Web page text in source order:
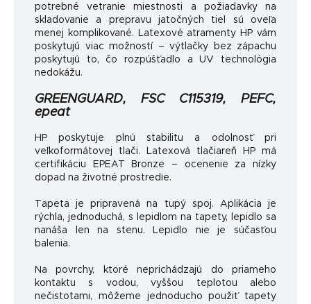
potrebné vetranie miestnosti a požiadavky na
skladovanie a prepravu jatočných tiel sú oveľa
menej komplikované. Latexové atramenty HP vám
poskytujú viac možností – výtlačky bez zápachu
poskytujú to, čo rozpúšťadlo a UV technológia
nedokážu.
GREENGUARD, FSC C115319, PEFC,
epeat
HP poskytuje plnú stabilitu a odolnosť pri
veľkoformátovej tlači. Latexová tlačiareň HP má
certifikáciu EPEAT Bronze – ocenenie za nízky
dopad na životné prostredie.
Tapeta je pripravená na tupý spoj. Aplikácia je
rýchla, jednoduchá, s lepidlom na tapety, lepidlo sa
nanáša len na stenu. Lepidlo nie je súčasťou
balenia.
Na povrchy, ktoré neprichádzajú do priameho
kontaktu s vodou, vyššou teplotou alebo
nečistotami, môžeme jednoducho použiť tapety